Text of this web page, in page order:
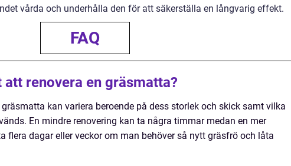
vårda och underhålla den för att säkerställa en långvarig effekt.
FAQ
renovera en gräsmatta?
kan variera beroende på dess storlek och skick samt vilka
En mindre renovering kan ta några timmar medan en mer
flera dagar eller veckor om man behöver så nytt gräsfrö och låta